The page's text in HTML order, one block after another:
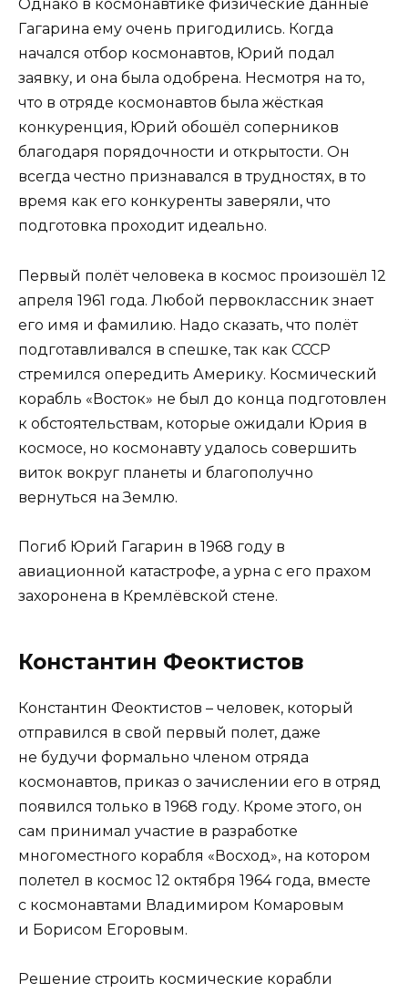
Однако в космонавтике физические данные
Гагарина ему очень пригодились. Когда
начался отбор космонавтов, Юрий подал
заявку, и она была одобрена. Несмотря на то,
что в отряде космонавтов была жёсткая
конкуренция, Юрий обошёл соперников
благодаря порядочности и открытости. Он
всегда честно признавался в трудностях, в то
время как его конкуренты заверяли, что
подготовка проходит идеально.
Первый полёт человека в космос произошёл 12
апреля 1961 года. Любой первоклассник знает
его имя и фамилию. Надо сказать, что полёт
подготавливался в спешке, так как СССР
стремился опередить Америку. Космический
корабль «Восток» не был до конца подготовлен
к обстоятельствам, которые ожидали Юрия в
космосе, но космонавту удалось совершить
виток вокруг планеты и благополучно
вернуться на Землю.
Погиб Юрий Гагарин в 1968 году в
авиационной катастрофе, а урна с его прахом
захоронена в Кремлёвской стене.
Константин Феоктистов
Константин Феоктистов – человек, который
отправился в свой первый полет, даже
не будучи формально членом отряда
космонавтов, приказ о зачислении его в отряд
появился только в 1968 году. Кроме этого, он
сам принимал участие в разработке
многоместного корабля «Восход», на котором
полетел в космос 12 октября 1964 года, вместе
с космонавтами Владимиром Комаровым
и Борисом Егоровым.
Решение строить космические корабли